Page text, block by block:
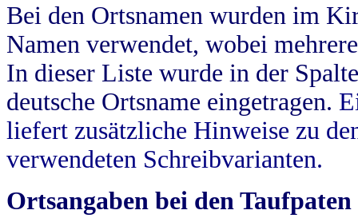
Bei den Ortsnamen wurden im
Namen verwendet, wobei
In dieser Liste wurde in der
deutsche Ortsname eingetragen.
liefert zusätzliche Hinweise zu
verwendeten Schreibvarianten.
Ortsangaben bei den Taufpaten